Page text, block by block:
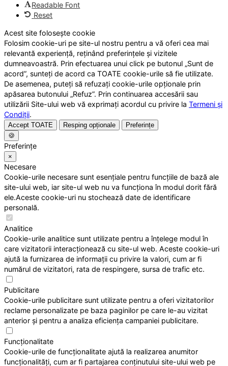
Readable Font
Reset
Acest site folosește cookie
Folosim cookie-uri pe site-ul nostru pentru a vă oferi cea mai
relevantă experiență, reținând preferințele și vizitele
dumneavoastră. Prin efectuarea unui click pe butonul „Sunt de
acord”, sunteți de acord ca TOATE cookie-urile să fie utilizate.
De asemenea, puteți să refuzați cookie-urile opționale prin
apăsarea butonului „Refuz”. Prin continuarea accesării sau
utilizării Site-ului web vă exprimați acordul cu privire la Termeni și
Condiții.
Accept TOATE Resping opționale
Preferințe
🍪
Preferințe
×
Necesare
Cookie-urile necesare sunt esențiale pentru funcțiile de bază ale
site-ului web, iar site-ul web nu va funcționa în modul dorit fără
ele.Aceste cookie-uri nu stochează date de identificare
personală.
Analitice
Cookie-urile analitice sunt utilizate pentru a înțelege modul în
care vizitatorii interacționează cu site-ul web. Aceste cookie-uri
ajută la furnizarea de informații cu privire la valori, cum ar fi
numărul de vizitatori, rata de respingere, sursa de trafic etc.
Publicitare
Cookie-urile publicitare sunt utilizate pentru a oferi vizitatorilor
reclame personalizate pe baza paginilor pe care le-au vizitat
anterior și pentru a analiza eficiența campaniei publicitare.
Funcționalitate
Cookie-urile de funcționalitate ajută la realizarea anumitor
funcționalități, cum ar fi partajarea conținutului site-ului web pe